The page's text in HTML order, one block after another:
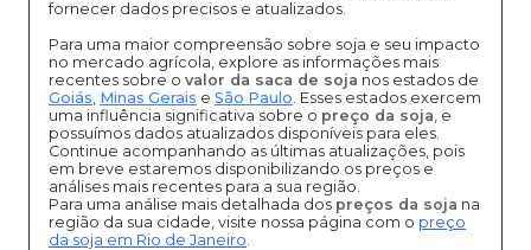
fornecer dados precisos e atualizados.
Para uma maior compreensão sobre soja e seu impacto
no mercado agrícola, explore as informações mais
recentes sobre o valor da saca de soja nos estados de
Goiás, Minas Gerais e São Paulo. Esses estados exercem
uma influência significativa sobre o preço da soja, e
possuímos dados atualizados disponíveis para eles.
Continue acompanhando as últimas atualizações, pois
em breve estaremos disponibilizando os preços e
análises mais recentes para a sua região.
Para uma análise mais detalhada dos preços da soja na
região da sua cidade, visite nossa página com o preço
da soja em Rio de Janeiro.